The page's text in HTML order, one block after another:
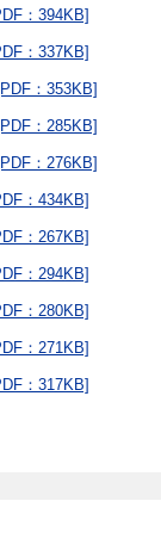
：394KB]
：337KB]
：353KB]
：285KB]
：276KB]
：434KB]
：267KB]
：294KB]
：280KB]
：271KB]
：317KB]